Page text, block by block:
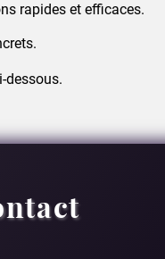
rapides et efficaces.
dessous.